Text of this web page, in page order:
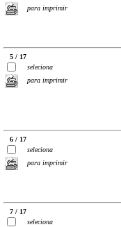
para imprimir
5 / 17
seleciona
para imprimir
6 / 17
seleciona
para imprimir
7 / 17
seleciona